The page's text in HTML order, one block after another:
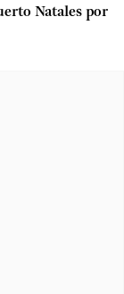
Natales por